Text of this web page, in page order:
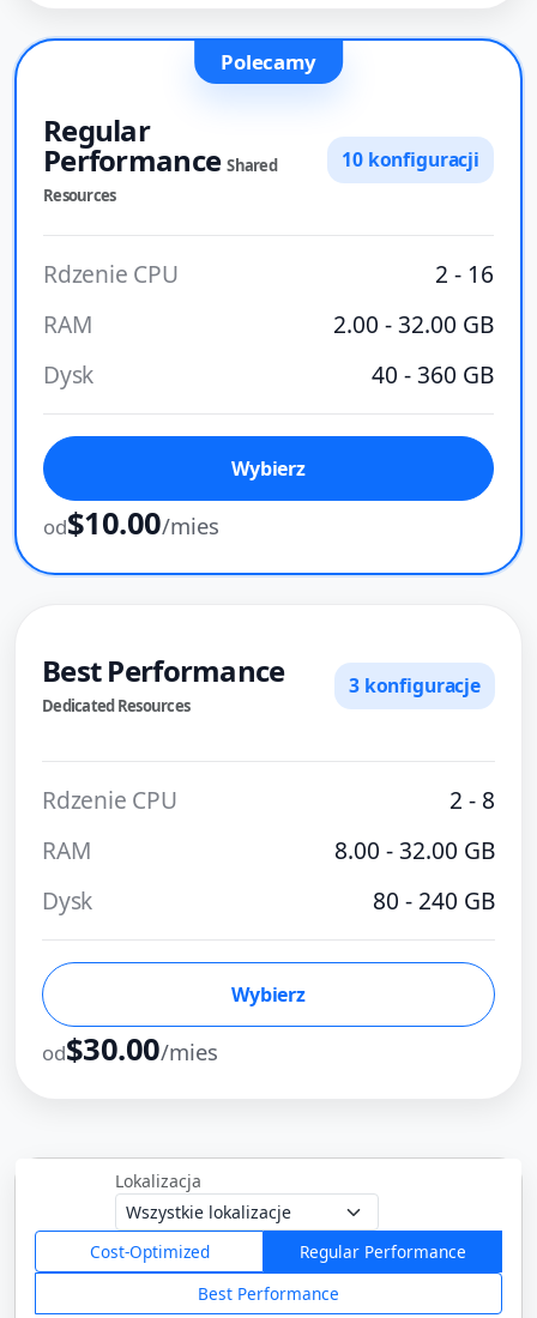
Polecamy
Regular
PerformanceShared
Resources
10 konfiguracji
Rdzenie CPU
2 - 16
RAM
2.00 - 32.00 GB
Dysk
40 - 360 GB
Wybierz
od$10.00/mies
Best Performance
Dedicated Resources
3 konfiguracje
Rdzenie CPU
2 - 8
RAM
8.00 - 32.00 GB
Dysk
80 - 240 GB
Wybierz
od$30.00/mies
Lokalizacja
Cost-Optimized
Regular Performance
Best Performance